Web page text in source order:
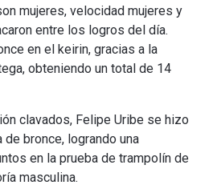
mujeres, velocidad mujeres y
entre los logros del día.
en el keirin, gracias a la
obteniendo un total de 14
clavados, Felipe Uribe se hizo
bronce, logrando una
en la prueba de trampolín de
masculina.